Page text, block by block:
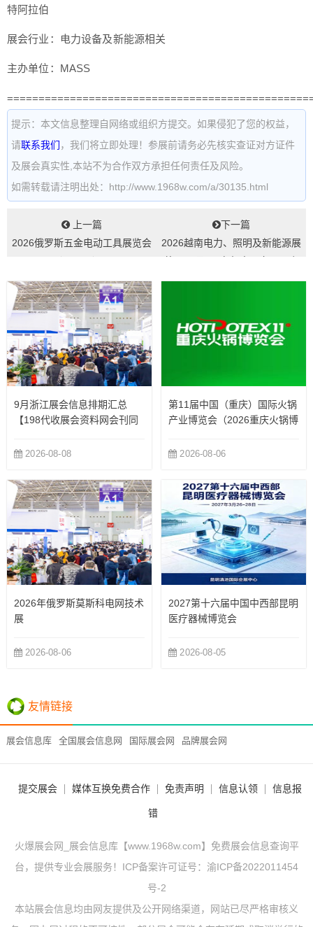
特阿拉伯
展会行业：电力设备及新能源相关
主办单位：MASS
提示：本文信息整理自网络或组织方提交。如果侵犯了您的权益，
请联系我们 ，我们将立即处理！参展前请务必先核实查证对方证件
及展会真实性,本站不为合作双方承担任何责任及风险。
如需转载请注明出处：http://www.1968w.com/a/30135.html
上一篇
2026俄罗斯五金电动工具展览会
下一篇
2026越南电力、照明及新能源展
展中心...
9月浙江展会信息排期汇总
【198代收展会资料网会刊同
2026-08-08
第11届中国（重庆）国际火锅
产业博览会（2026重庆火锅博
2026-08-06
2026年俄罗斯莫斯科电网技术
展
2026-08-06
2027第十六届中国中西部昆明
医疗器械博览会
2026-08-05
友情链接
展会信息库 全国展会信息网 国际展会网 品牌展会网
提交展会 媒体互换免费合作 免责声明 信息认领 信息报
错
火爆展会网_展会信息库【www.1968w.com】免费展会信息查询平
台，提供专业会展服务！ICP备案许可证号： 渝ICP备2022011454
号-2
本站展会信息均由网友提供及公开网络渠道，网站已尽严格审核义